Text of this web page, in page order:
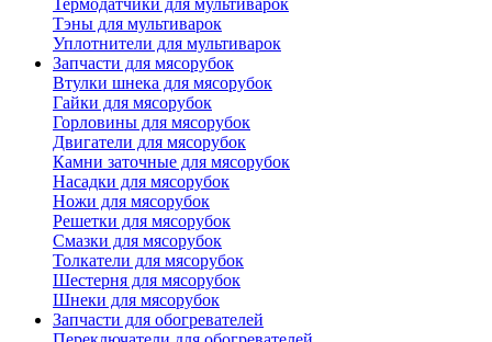
Термодатчики для мультиварок
Тэны для мультиварок
Уплотнители для мультиварок
Запчасти для мясорубок
Втулки шнека для мясорубок
Гайки для мясорубок
Горловины для мясорубок
Двигатели для мясорубок
Камни заточные для мясорубок
Насадки для мясорубок
Ножи для мясорубок
Решетки для мясорубок
Смазки для мясорубок
Толкатели для мясорубок
Шестерня для мясорубок
Шнеки для мясорубок
Запчасти для обогревателей